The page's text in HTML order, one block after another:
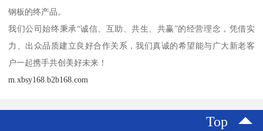
钢板的终产品。
我们公司始终秉承“诚信、互助、共生、共赢”的经营理念，凭借实
力、出众品质建立良好合作关系，我们真诚的希望能与广大新老客
户一起携手共创美好未来！
m.xbsy168.b2b168.com
Top